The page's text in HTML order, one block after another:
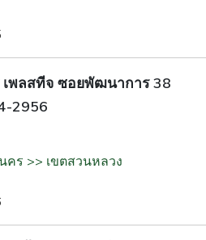
พลสทีจ ซอยพัฒนาการ 38
2956
คร >> เขตสวนหลวง